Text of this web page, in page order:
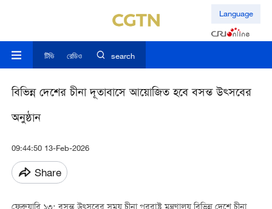
Language
টিভি রেডিও search
বিভিন্ন দেশের চীনা দূতাবাসে আয়োজিত হবে বসন্ত উত্সবের
অনুষ্ঠান
09:44:50 13-Feb-2026
Share